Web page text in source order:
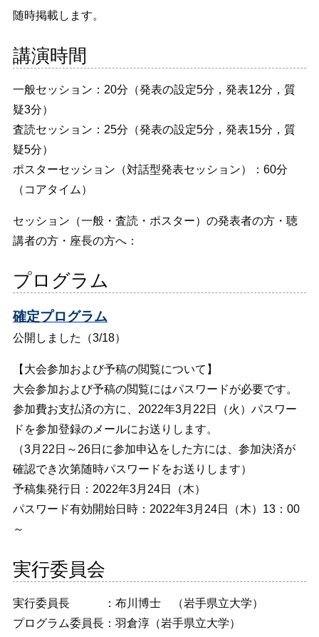
随時掲載します。
講演時間
一般セッション：20分（発表の設定5分，発表12分，質
疑3分）
査読セッション：25分（発表の設定5分，発表15分，質
疑5分）
ポスターセッション（対話型発表セッション）：60分
（コアタイム）
セッション（一般・査読・ポスター）の発表者の方・聴
講者の方・座長の方へ：
プログラム
確定プログラム
公開しました（3/18）
【大会参加および予稿の閲覧について】
大会参加および予稿の閲覧にはパスワードが必要です。
参加費お支払済の方に、2022年3月22日（火）パスワー
ドを参加登録のメールにお送りします。
（3月22日～26日に参加申込をした方には、参加決済が
確認でき次第随時パスワードをお送りします）
予稿集発行日：2022年3月24日（木）
パスワード有効開始日時：2022年3月24日（木）13：00
～
実行委員会
実行委員長 ：布川博士 （岩手県立大学）
プログラム委員長：羽倉淳（岩手県立大学）